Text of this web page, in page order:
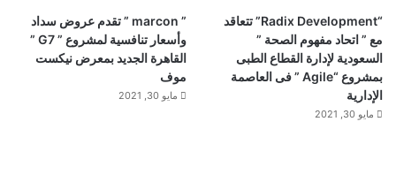
“Radix Development” تتعاقد
مع ” اتحاد مفهوم الصحة ”
السعودية لإدارة القطاع الطبى
بمشروع “Agile ” فى العاصمة
الإدارية
مايو 30, 2021
” marcon ” تقدم عروض سداد
وأسعار تنافسية لمشروع ” G7 ”
القاهرة الجديد بمعرض نيكست
موف
مايو 30, 2021